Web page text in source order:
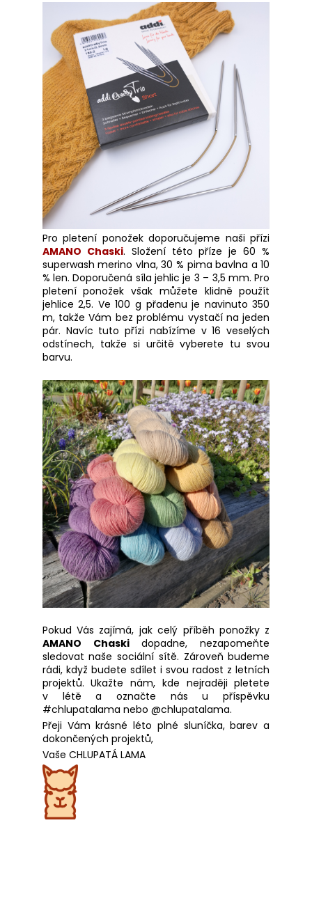
Pro pletení ponožek doporučujeme naši přízi
AMANO Chaski. Složení této příze je 60 %
superwash merino vlna, 30 % pima bavlna a 10
% len. Doporučená síla jehlic je 3 – 3,5 mm. Pro
pletení ponožek však můžete klidně použít
jehlice 2,5. Ve 100 g přadenu je navinuto 350
m, takže Vám bez problému vystačí na jeden
pár. Navíc tuto přízi nabízíme v 16 veselých
odstínech, takže si určitě vyberete tu svou
barvu.
Pokud Vás zajímá, jak celý příběh ponožky z
AMANO Chaskidopadne, nezapomeňte
sledovat naše sociální sítě. Zároveň budeme
rádi, když budete sdílet i svou radost z letních
projektů. Ukažte nám, kde nejraději pletete
v létě a označte nás u příspěvku
#chlupatalama nebo @chlupatalama.
Přeji Vám krásné léto plné sluníčka, barev a
dokončených projektů,
Vaše CHLUPATÁ LAMA